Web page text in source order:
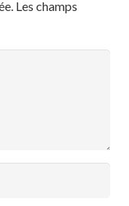
Les champs